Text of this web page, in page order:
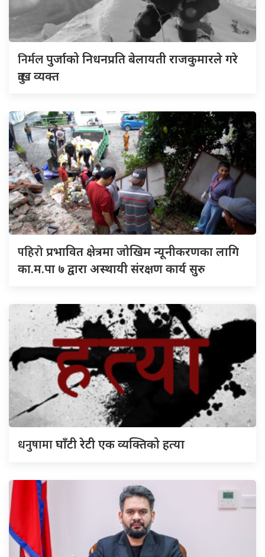
निर्मलपुर्जाको निधनप्रति बेलायती राजकुमारले गरे
दुःख व्यक्त
पहिरोप्रभावित क्षेत्रमा जोखिम न्यूनीकरणका लागि
का.म.पा ७ द्वारा अस्थायी संरक्षण कार्य सुरु
धनुषामाघाँटी रेटी एक व्यक्तिको हत्या